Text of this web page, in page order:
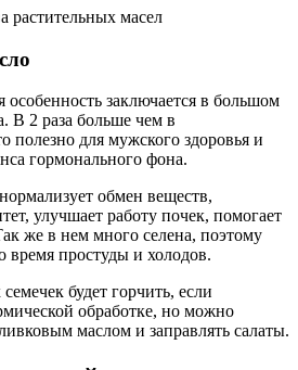
растительных масел
особенность заключается в большом
В 2 раза больше чем в
полезно для мужского здоровья и
гормонального фона.
обмен веществ,
улучшает работу почек, помогает
же в нем много селена, поэтому
время простуды и холодов.
будет горчить, если
обработке, но можно
маслом и заправлять салаты.